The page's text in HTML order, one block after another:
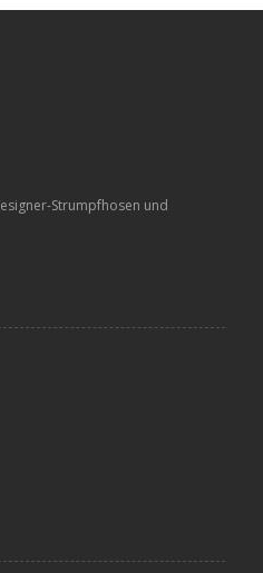
Strumpfhosen und